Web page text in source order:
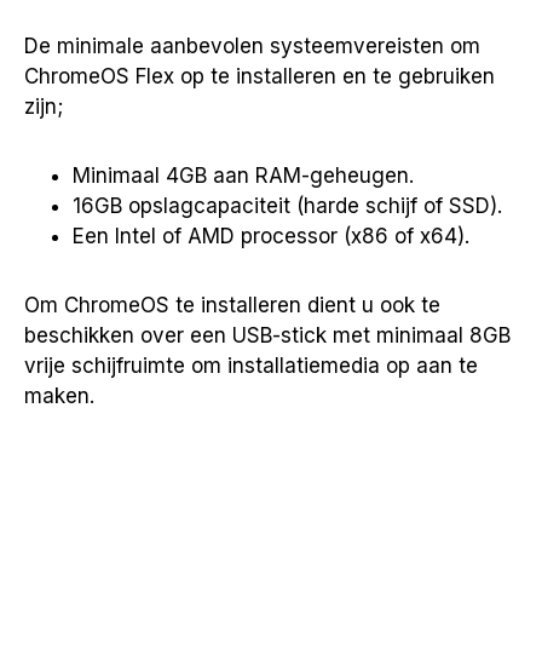
De minimale aanbevolen systeemvereisten om
ChromeOS Flex op te installeren en te gebruiken
zijn;
Minimaal 4GB aan RAM-geheugen.
16GB opslagcapaciteit (harde schijf of SSD).
Een Intel of AMD processor (x86 of x64).
Om ChromeOS te installeren dient u ook te
beschikken over een USB-stick met minimaal 8GB
vrije schijfruimte om installatiemedia op aan te
maken.